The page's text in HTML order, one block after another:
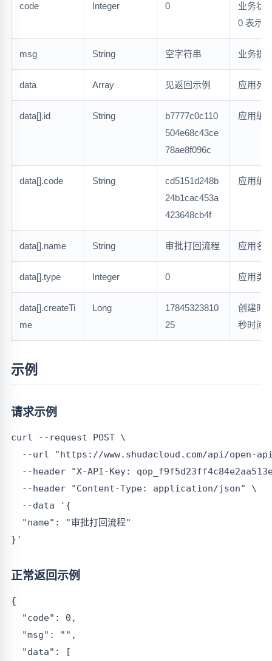
code Integer 0
业务状
0 表示
msg String 空字符串 业务提
data Array 见返回示例 应用列
data[].id String
b7777c0c110
504e68c43ce
78ae8f096c
应用编
data[].code String
cd5151d248b
24b1cac453a
423648cb4f
应用编
data[].name String 审批打回流程 应用名
data[].type Integer 0 应用类
data[].createTi
me
Long
17845323810
25
创建时
秒时间
示例
请求示例
curl --request POST \
--url "https://www.shudacloud.com/api/open-
--header "X-API-Key:
  --header "Content-Type: application/json" \
  --data '{
  "name": "审批打回流程"
正常返回示例
{
  "code": 0,
  "msg": "",
  "data": [